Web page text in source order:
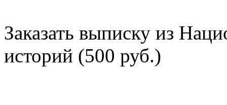
Заказать выписку из
историй (500 руб.)